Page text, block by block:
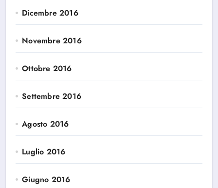
Dicembre 2016
Novembre 2016
Ottobre 2016
Settembre 2016
Agosto 2016
Luglio 2016
Giugno 2016